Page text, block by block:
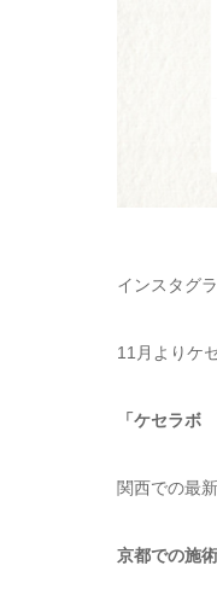
インスタグ
11月よりケ
「ケセラボ
関西での最
京都での施